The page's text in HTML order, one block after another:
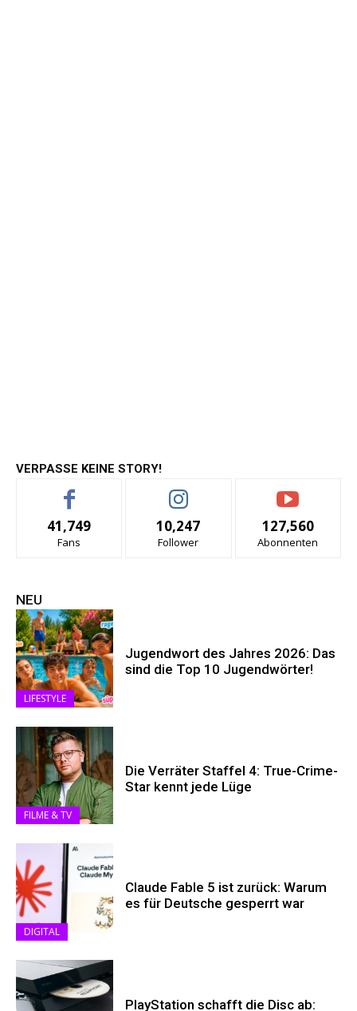
VERPASSE KEINE STORY!
41,749
Fans
10,247
Follower
127,560
Abonnenten
NEU
LIFESTYLE
Jugendwort des Jahres 2026: Das
sind die Top 10 Jugendwörter!
FILME & TV
Die Verräter Staffel 4: True-Crime-
Star kennt jede Lüge
DIGITAL
Claude Fable 5 ist zurück: Warum
es für Deutsche gesperrt war
PlayStation schafft die Disc ab: